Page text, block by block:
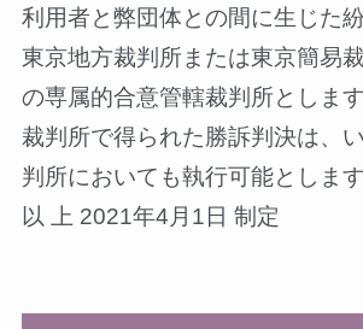
利用者と弊団体との間に生じた
東京地方裁判所または東京簡易
の専属的合意管轄裁判所としま
裁判所で得られた勝訴判決は、
判所においても執行可能とします
以 上 2021年4月1日 制定